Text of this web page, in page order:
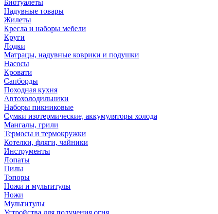
Биотуалеты
Надувные товары
Жилеты
Кресла и наборы мебели
Круги
Лодки
Матрацы, надувные коврики и подушки
Насосы
Кровати
Сапборды
Походная кухня
Автохолодильники
Наборы пикниковые
Сумки изотермические, аккумуляторы холода
Мангалы, грили
Термосы и термокружки
Котелки, фляги, чайники
Инструменты
Лопаты
Пилы
Топоры
Ножи и мультитулы
Ножи
Мультитулы
Устройства для получения огня